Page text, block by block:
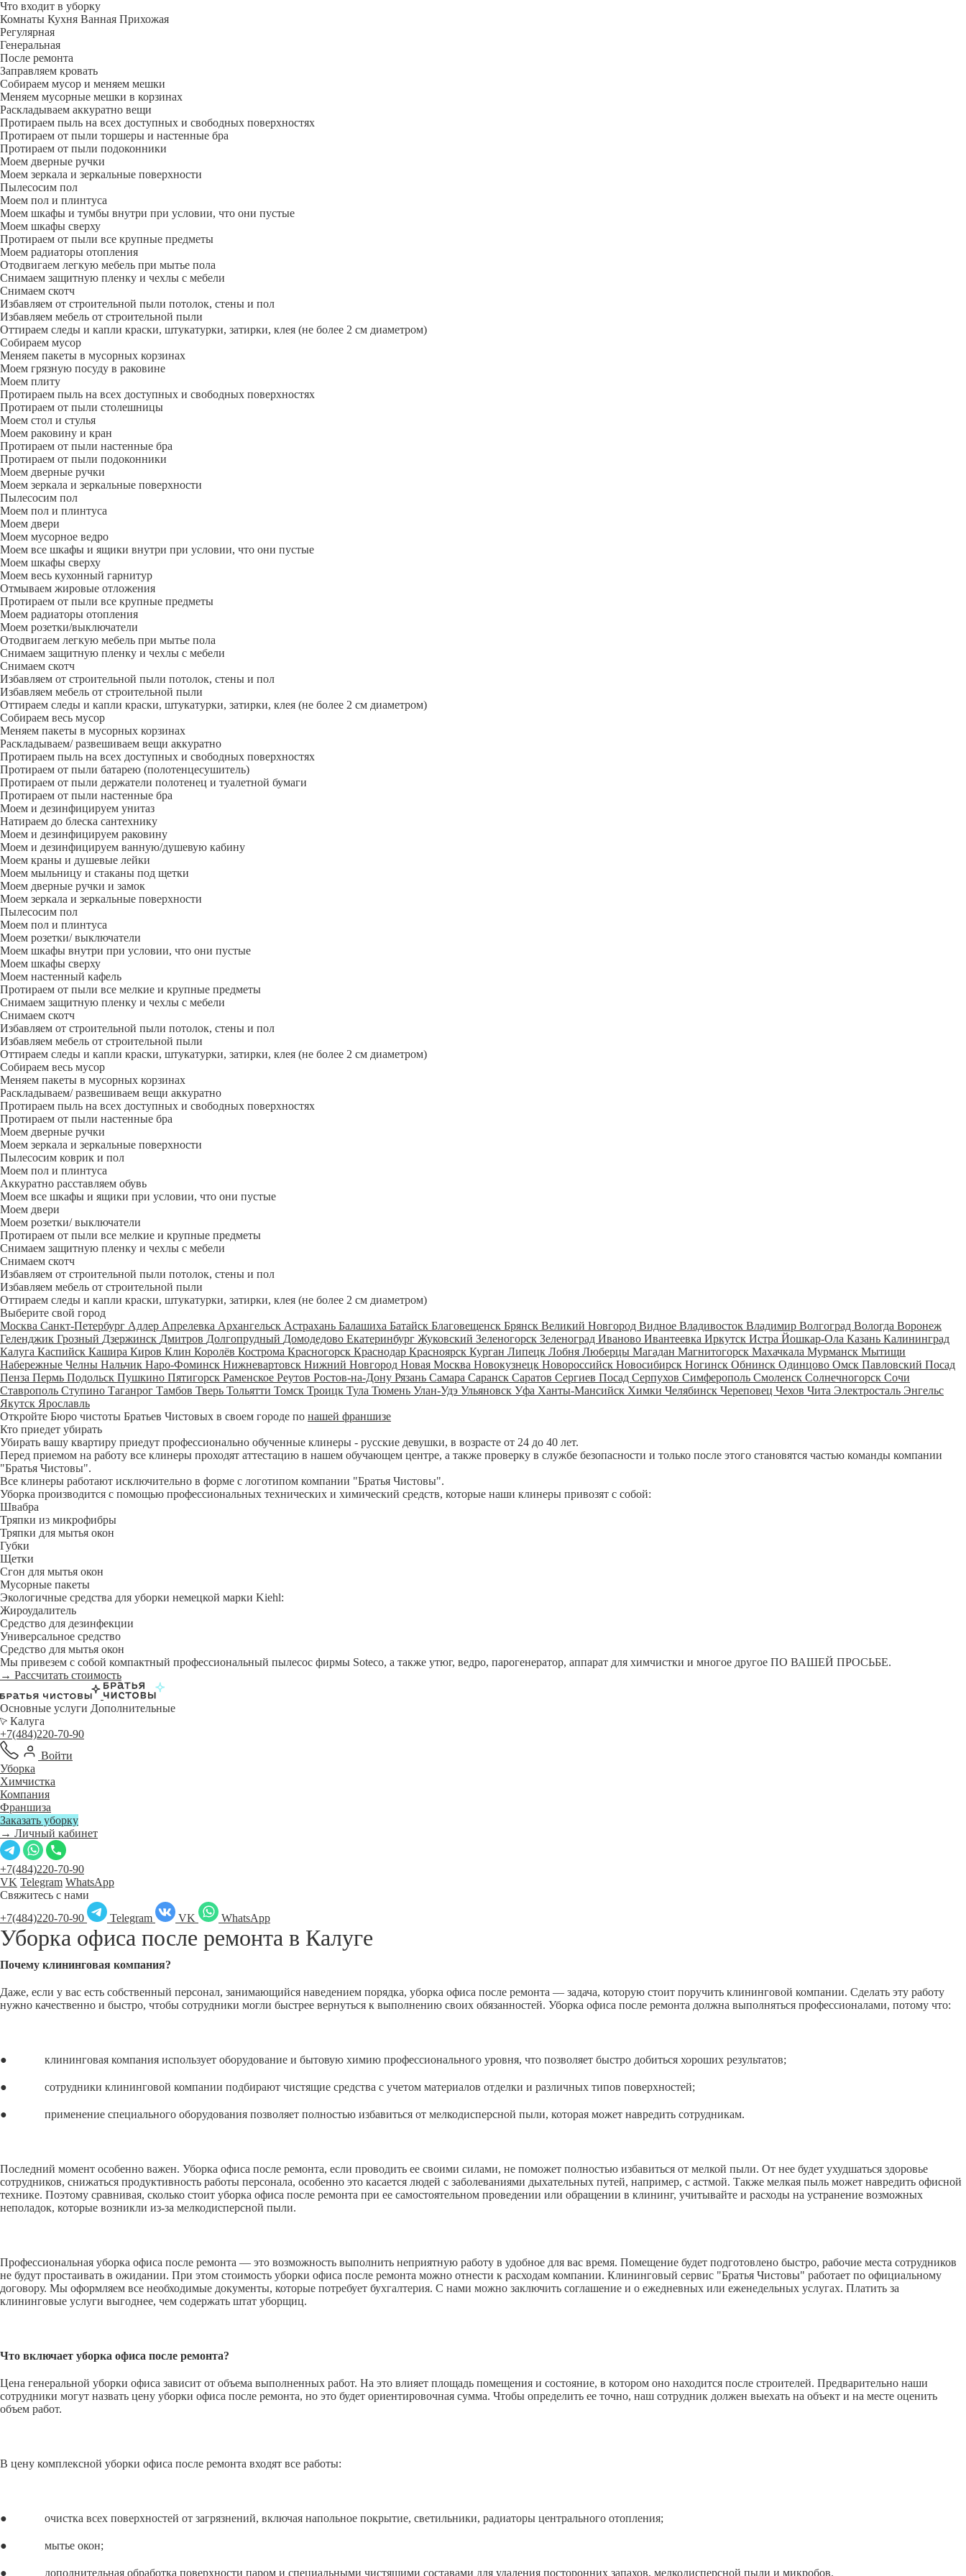
Что входит в уборку
Регу­лярная
Гене­ральная
После ремонта
Заправляем кровать
Собираем мусор и меняем мешки
Меняем мусорные мешки в корзинах
Раскладываем аккуратно вещи
Протираем пыль на всех доступных и свободных поверхностях
Протираем от пыли торшеры и настенные бра
Протираем от пыли подоконники
Моем дверные ручки
Моем зеркала и зеркальные поверхности
Пылесосим пол
Моем пол и плинтуса
Моем шкафы и тумбы внутри при условии, что они пустые
Моем шкафы сверху
Протираем от пыли все крупные предметы
Моем радиаторы отопления
Отодвигаем легкую мебель при мытье пола
Снимаем защитную пленку и чехлы с мебели
Снимаем скотч
Избавляем от строительной пыли потолок, стены и пол
Избавляем мебель от строительной пыли
Оттираем следы и капли краски, штукатурки, затирки, клея (не более 2 см диаметром)
Собираем мусор
Меняем пакеты в мусорных корзинах
Моем грязную посуду в раковине
Моем плиту
Протираем пыль на всех доступных и свободных поверхностях
Протираем от пыли столешницы
Моем стол и стулья
Моем раковину и кран
Протираем от пыли настенные бра
Протираем от пыли подоконники
Моем дверные ручки
Моем зеркала и зеркальные поверхности
Пылесосим пол
Моем пол и плинтуса
Моем двери
Моем мусорное ведро
Моем все шкафы и ящики внутри при условии, что они пустые
Моем шкафы сверху
Моем весь кухонный гарнитур
Отмываем жировые отложения
Протираем от пыли все крупные предметы
Моем радиаторы отопления
Моем розетки/выключатели
Отодвигаем легкую мебель при мытье пола
Снимаем защитную пленку и чехлы с мебели
Снимаем скотч
Избавляем от строительной пыли потолок, стены и пол
Избавляем мебель от строительной пыли
Оттираем следы и капли краски, штукатурки, затирки, клея (не более 2 см диаметром)
Собираем весь мусор
Меняем пакеты в мусорных корзинах
Раскладываем/ развешиваем вещи аккуратно
Протираем пыль на всех доступных и свободных поверхностях
Протираем от пыли батарею (полотенцесушитель)
Протираем от пыли держатели полотенец и туалетной бумаги
Протираем от пыли настенные бра
Моем и дезинфицируем унитаз
Натираем до блеска сантехнику
Моем и дезинфицируем раковину
Моем и дезинфицируем ванную/душевую кабину
Моем краны и душевые лейки
Моем мыльницу и стаканы под щетки
Моем дверные ручки и замок
Моем зеркала и зеркальные поверхности
Пылесосим пол
Моем пол и плинтуса
Моем розетки/ выключатели
Моем шкафы внутри при условии, что они пустые
Моем шкафы сверху
Моем настенный кафель
Протираем от пыли все мелкие и крупные предметы
Снимаем защитную пленку и чехлы с мебели
Снимаем скотч
Избавляем от строительной пыли потолок, стены и пол
Избавляем мебель от строительной пыли
Оттираем следы и капли краски, штукатурки, затирки, клея (не более 2 см диаметром)
Собираем весь мусор
Меняем пакеты в мусорных корзинах
Раскладываем/ развешиваем вещи аккуратно
Протираем пыль на всех доступных и свободных поверхностях
Протираем от пыли настенные бра
Моем дверные ручки
Моем зеркала и зеркальные поверхности
Пылесосим коврик и пол
Моем пол и плинтуса
Аккуратно расставляем обувь
Моем все шкафы и ящики при условии, что они пустые
Моем двери
Моем розетки/ выключатели
Протираем от пыли все мелкие и крупные предметы
Снимаем защитную пленку и чехлы с мебели
Снимаем скотч
Избавляем от строительной пыли потолок, стены и пол
Избавляем мебель от строительной пыли
Оттираем следы и капли краски, штукатурки, затирки, клея (не более 2 см диаметром)
Выберите свой город
Москва Санкт-Петербург Адлер Апрелевка Архангельск Астрахань Балашиха Батайск Благовещенск Брянск Великий Новгород Видное Владивосток Владимир Волгоград Вологда Воронеж
Геленджик Грозный Дзержинск Дмитров Долгопрудный Домодедово Екатеринбург Жуковский Зеленогорск Зеленоград Иваново Ивантеевка Иркутск Истра Йошкар-Ола Казань Калининград
Калуга Каспийск Кашира Киров Клин Королёв Кострома Красногорск Краснодар Красноярск Курган Липецк Лобня Люберцы Магадан Магнитогорск Махачкала Мурманск Мытищи
Набережные Челны Нальчик Наро-Фоминск Нижневартовск Нижний Новгород Новая Москва Новокузнецк Новороссийск Новосибирск Ногинск Обнинск Одинцово Омск Павловский Посад
Пенза Пермь Подольск Пушкино Пятигорск Раменское Реутов Ростов-на-Дону Рязань Самара Саранск Саратов Сергиев Посад Серпухов Симферополь Смоленск Солнечногорск Сочи
Ставрополь Ступино Таганрог Тамбов Тверь Тольятти Томск Троицк Тула Тюмень Улан-Удэ Ульяновск Уфа Ханты-Мансийск Химки Челябинск Череповец Чехов Чита Электросталь Энгельс
Якутск Ярославль
Откройте Бюро чистоты Братьев Чистовых в своем городе по нашей франшизе
Кто приедет убирать
Убирать вашу квартиру приедут профессионально обученные клинеры - русские девушки, в возрасте от 24 до 40 лет.
Перед приемом на работу все клинеры проходят аттестацию в нашем обучающем центре, а также проверку в службе безопасности и только после этого становятся частью команды компании
"Братья Чистовы".
Все клинеры работают исключительно в форме с логотипом компании "Братья Чистовы".
Уборка производится с помощью профессиональных технических и химический средств, которые наши клинеры привозят с собой:
Швабра
Тряпки из микрофибры
Тряпки для мытья окон
Губки
Щетки
Сгон для мытья окон
Мусорные пакеты
Экологичные средства для уборки немецкой марки Kiehl:
Жироудалитель
Средство для дезинфекции
Универсальное средство
Средство для мытья окон
Мы привезем с собой компактный профессиональный пылесос фирмы Soteco, а также утюг, ведро, парогенератор, аппарат для химчистки и многое другое ПО ВАШЕЙ ПРОСЬБЕ.
→ Рассчитать стоимость
Основные услуги Дополнительные
Калуга
+7(484)220-70-90
Войти
Уборка
Химчистка
Компания
Франшиза
Заказать уборку
→ Личный кабинет
+7(484)220-70-90
VK Telegram WhatsApp
Свяжитесь с нами
+7(484)220-70-90
Telegram VK WhatsApp
Уборка офиса после ремонта в Калуге
Почему клининговая компания?
Даже, если у вас есть собственный персонал, занимающийся наведением порядка, уборка офиса после ремонта — задача, которую стоит поручить клининговой компании. Сделать эту работу
нужно качественно и быстро, чтобы сотрудники могли быстрее вернуться к выполнению своих обязанностей. Уборка офиса после ремонта должна выполняться профессионалами, потому что:
● клининговая компания использует оборудование и бытовую химию профессионального уровня, что позволяет быстро добиться хороших результатов;
● сотрудники клининговой компании подбирают чистящие средства с учетом материалов отделки и различных типов поверхностей;
● применение специального оборудования позволяет полностью избавиться от мелкодисперсной пыли, которая может навредить сотрудникам.
Последний момент особенно важен. Уборка офиса после ремонта, если проводить ее своими силами, не поможет полностью избавиться от мелкой пыли. От нее будет ухудшаться здоровье
сотрудников, снижаться продуктивность работы персонала, особенно это касается людей с заболеваниями дыхательных путей, например, с астмой. Также мелкая пыль может навредить офисной
технике. Поэтому сравнивая, сколько стоит уборка офиса после ремонта при ее самостоятельном проведении или обращении в клининг, учитывайте и расходы на устранение возможных
неполадок, которые возникли из-за мелкодисперсной пыли.
Профессиональная уборка офиса после ремонта — это возможность выполнить неприятную работу в удобное для вас время. Помещение будет подготовлено быстро, рабочие места сотрудников
не будут простаивать в ожидании. При этом стоимость уборки офиса после ремонта можно отнести к расходам компании. Клининговый сервис "Братья Чистовы" работает по официальному
договору. Мы оформляем все необходимые документы, которые потребует бухгалтерия. С нами можно заключить соглашение и о ежедневных или еженедельных услугах. Платить за
клининговые услуги выгоднее, чем содержать штат уборщиц.
Что включает уборка офиса после ремонта?
Цена генеральной уборки офиса зависит от объема выполненных работ. На это влияет площадь помещения и состояние, в котором оно находится после строителей. Предварительно наши
сотрудники могут назвать цену уборки офиса после ремонта, но это будет ориентировочная сумма. Чтобы определить ее точно, наш сотрудник должен выехать на объект и на месте оценить
объем работ.
В цену комплексной уборки офиса после ремонта входят все работы:
● очистка всех поверхностей от загрязнений, включая напольное покрытие, светильники, радиаторы центрального отопления;
● мытье окон;
● дополнительная обработка поверхности паром и специальными чистящими составами для удаления посторонних запахов, мелкодисперсной пыли и микробов.